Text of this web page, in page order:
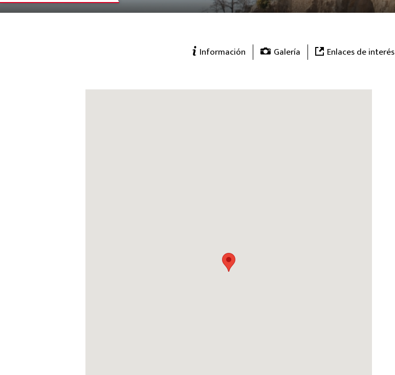
Información Galería Enlaces de interés